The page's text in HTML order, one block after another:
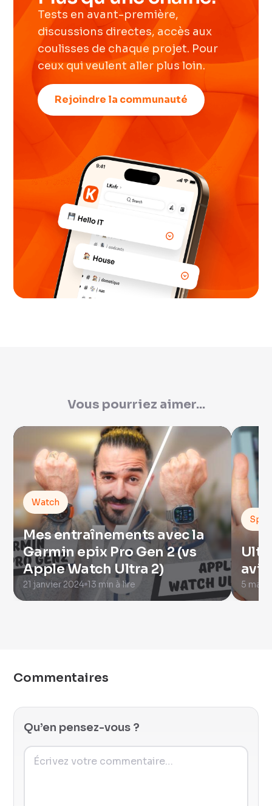
Tests en avant-première,
discussions directes, accès aux
coulisses de chaque projet. Pour
ceux qui veulent aller plus loin.
Rejoindre la communauté
Vous pourriez aimer...
Watch
Mes entraînements avec la
Garmin epix Pro Gen 2 (vs
Apple Watch Ultra 2)
21 janvier 2024 13 min à lire 5 mai
Commentaires
Qu’en pensez-vous ?